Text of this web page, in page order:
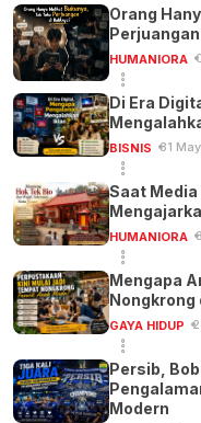
Orang
HUMANIORA
Di Era
BISNIS 31
Saat Media
HUMANIORA
Mengapa
Nongkrong
GAYA HIDUP
Persib,
Modern